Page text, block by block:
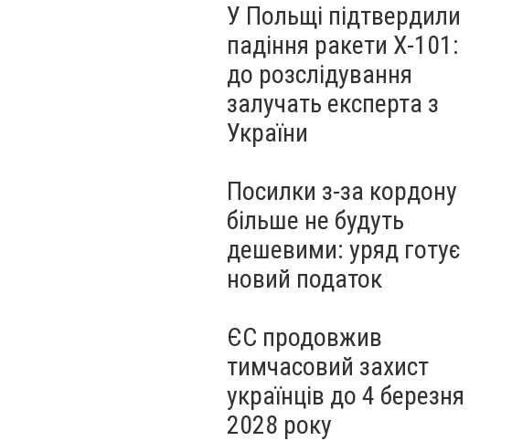
У Польщі підтвердили
падіння ракети Х-101:
до розслідування
залучать експерта з
України
Посилки з-за кордону
більше не будуть
дешевими: уряд готує
новий податок
ЄС продовжив
тимчасовий захист
українців до 4 березня
2028 року